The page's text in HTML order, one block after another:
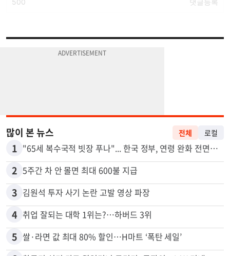
많이 본 뉴스
1
2 5주간 차 안 몰면 최대 600불 지급
3 김원석 투자 사기 논란 고발 영상 파장
4 취업 잘되는 대학 1위는?…하버드 3위